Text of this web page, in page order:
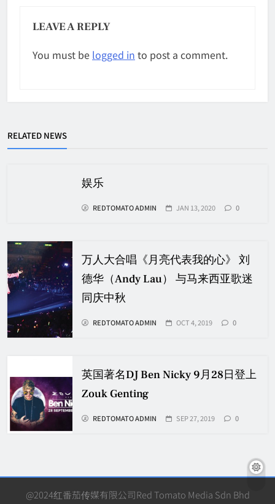
LEAVE A REPLY
You must be logged in to post a comment.
RELATED NEWS
娱乐
REDTOMATO ADMIN JAN 13, 2020 0
万人大合唱《月亮代表我的心》 刘
德华（Andy Lau） 与马来西亚歌迷
同庆中秋
REDTOMATO ADMIN OCT 4, 2019 0
英国著名DJ Ben Nicky 9月28日登上
Zouk Genting
REDTOMATO ADMIN SEP 27, 2019 0
@2024红番茄传媒有限公司Red Tomato Media Sdn Bhd